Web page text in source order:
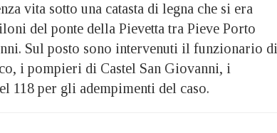
vita sotto una catasta di legna che si era
del ponte della Pievetta tra Pieve Porto
Sul posto sono intervenuti il funzionario di
i pompieri di Castel San Giovanni, i
118 per gli adempimenti del caso.